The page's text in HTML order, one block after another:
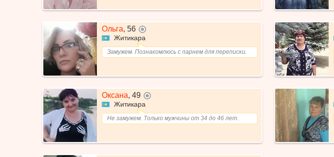
Ольга, 56
Житикара
Замужем. Познакомлюсь с парнем для переписки.
Оксана, 49
Житикара
Не замужем. Только мужчины от 34 до 46 лет.